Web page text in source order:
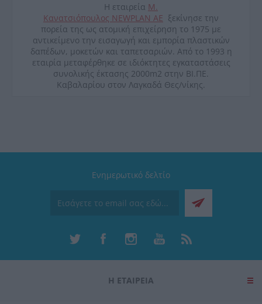
Η εταιρεία Μ.
Κανατσιόπουλος NEWPLAN ΑΕ ξεκίνησε την
πορεία της ως ατομική επιχείρηση το 1975 με
αντικείμενο την εισαγωγή και εμπορία πλαστικών
δαπέδων, μοκετών και ταπετσαριών. Από το 1993 η
εταιρία μεταφέρθηκε σε ιδιόκτητες εγκαταστάσεις
συνολικής έκτασης 2000m2 στην ΒΙ.ΠΕ.
Καβαλαρίου στον Λαγκαδά Θες/νίκης.
Ενημερωτικό δελτίο
Η ΕΤΑΙΡΕΙΑ